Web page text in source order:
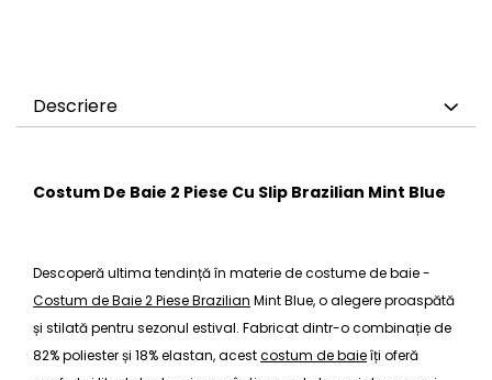
Descriere
Costum De Baie 2 Piese Cu Slip Brazilian Mint Blue
Descoperă ultima tendință în materie decostume de baie-
Costum de Baie 2 Piese Brazilian Mint Blue, o alegere proaspătă
și stilată pentru sezonul estival. Fabricat dintr-o combinație de
82% poliester și 18% elastan, acestcostum de baieîți oferă